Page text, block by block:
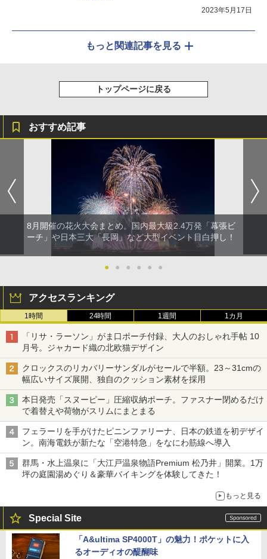
2023年5月17日
もっと関連記事を見る
トップページに戻る
おすすめ記事
8月開催の花火大会まとめ。国内最大級2.4万発「幕張ビ
ーチ」や日本三大「長岡」など大型イベント目白押し！
● ● ● ● ● ●
アクセスランキング
1時間 24時間 1週間 1カ月
「リサ・ラーソン」がま口ポーチ付録、大人のおしゃれ手帖 10
月号。ジャカード織の北欧猫デザイン
クロックスのリカバリーサンダルがセールで半額。23～31cmの
幅広いサイズ展開、独自のクッション素材を採用
本日発売「スヌーピー」圧縮収納ポーチ。ファスナー閉めるだけ
で着替えや荷物がスリムにまとまる
フェラーリを手がけたピニンファリーナ、日本の鉄道を初デザイ
ン。南海電鉄が新たな「空港特急」をなにわ筋線へ導入
群馬・水上温泉に「大江戸温泉物語Premium 松乃井」開業。1万
坪の庭園湯めぐり＆豪華バイキングを体験してきた！
もっと見る
Special Site
「A&ultima SP4000T」の魅力！ポケットに入
るオーディオの醍醐味